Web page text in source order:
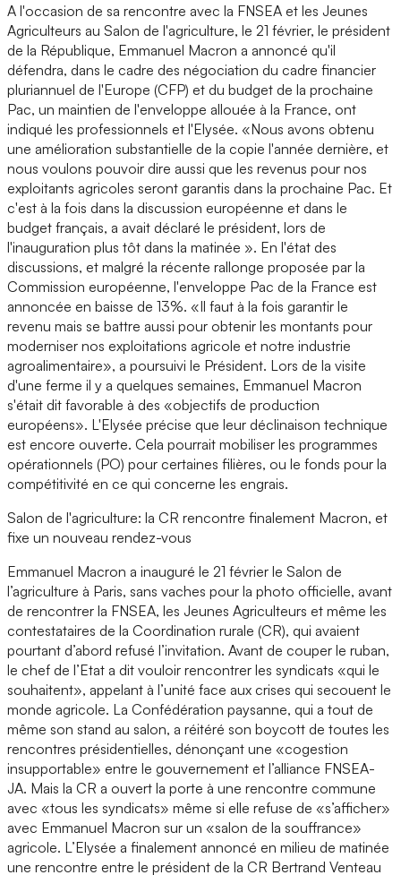
A l'occasion de sa rencontre avec la FNSEA et les Jeunes
Agriculteurs au Salon de l'agriculture, le 21 février, le président
de la République, Emmanuel Macron a annoncé qu'il
défendra, dans le cadre des négociation du cadre financier
pluriannuel de l'Europe (CFP) et du budget de la prochaine
Pac, un maintien de l'enveloppe allouée à la France, ont
indiqué les professionnels et l'Elysée. «Nous avons obtenu
une amélioration substantielle de la copie l'année dernière, et
nous voulons pouvoir dire aussi que les revenus pour nos
exploitants agricoles seront garantis dans la prochaine Pac. Et
c'est à la fois dans la discussion européenne et dans le
budget français, a avait déclaré le président, lors de
l'inauguration plus tôt dans la matinée ». En l'état des
discussions, et malgré la récente rallonge proposée par la
Commission européenne, l'enveloppe Pac de la France est
annoncée en baisse de 13%. «Il faut à la fois garantir le
revenu mais se battre aussi pour obtenir les montants pour
moderniser nos exploitations agricole et notre industrie
agroalimentaire», a poursuivi le Président. Lors de la visite
d'une ferme il y a quelques semaines, Emmanuel Macron
s'était dit favorable à des «objectifs de production
européens». L'Elysée précise que leur déclinaison technique
est encore ouverte. Cela pourrait mobiliser les programmes
opérationnels (PO) pour certaines filières, ou le fonds pour la
compétitivité en ce qui concerne les engrais.
Salon de l'agriculture: la CR rencontre finalement Macron, et
fixe un nouveau rendez-vous
Emmanuel Macron a inauguré le 21 février le Salon de
l’agriculture à Paris, sans vaches pour la photo officielle, avant
de rencontrer la FNSEA, les Jeunes Agriculteurs et même les
contestataires de la Coordination rurale (CR), qui avaient
pourtant d’abord refusé l’invitation. Avant de couper le ruban,
le chef de l’Etat a dit vouloir rencontrer les syndicats «qui le
souhaitent», appelant à l’unité face aux crises qui secouent le
monde agricole. La Confédération paysanne, qui a tout de
même son stand au salon, a réitéré son boycott de toutes les
rencontres présidentielles, dénonçant une «cogestion
insupportable» entre le gouvernement et l’alliance FNSEA-
JA. Mais la CR a ouvert la porte à une rencontre commune
avec «tous les syndicats» même si elle refuse de «s’afficher»
avec Emmanuel Macron sur un «salon de la souffrance»
agricole. L’Elysée a finalement annoncé en milieu de matinée
une rencontre entre le président de la CR Bertrand Venteau